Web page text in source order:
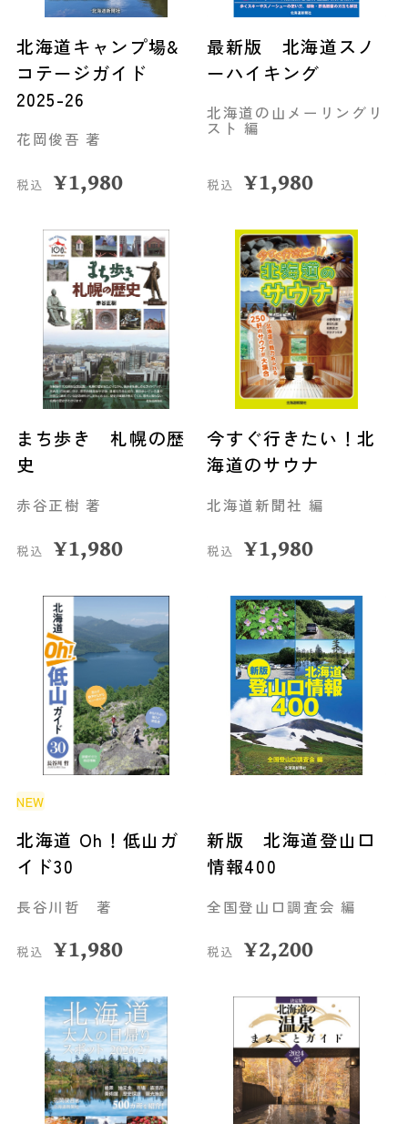
北海道キャンプ場&
コテージガイド
2025-26
花岡俊吾 著
税込 ¥1,980
最新版 北海道スノ
ーハイキング
北海道の山メーリングリ
スト 編
税込 ¥1,980
まち歩き 札幌の歴
史
赤谷正樹 著
税込 ¥1,980
今すぐ行きたい！北
海道のサウナ
北海道新聞社 編
税込 ¥1,980
NEW
北海道 Oh！低山ガ
イド30
長谷川哲 著
税込 ¥1,980
新版 北海道登山口
情報400
全国登山口調査会 編
税込 ¥2,200